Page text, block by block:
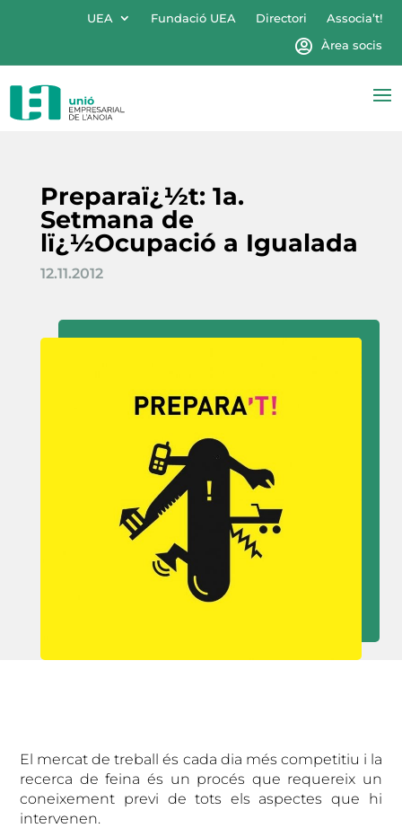
UEA Fundació UEA Directori
Associa’t!
Àrea socis
Preparaï¿½t: 1a.
Setmana de
lï¿½Ocupació a Igualada
12.11.2012
El mercat de treball és cada dia més competitiu i la
recerca de feina és un procés que requereix un
coneixement previ de tots els aspectes que hi
intervenen.